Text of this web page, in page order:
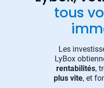
tous
Les
LyBox
rentabilités,
plus vite, et